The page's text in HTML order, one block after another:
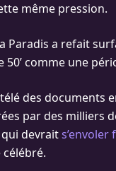
même pression.
Paradis a refait
comme une
des
par des milliers
qui devraits’envoler